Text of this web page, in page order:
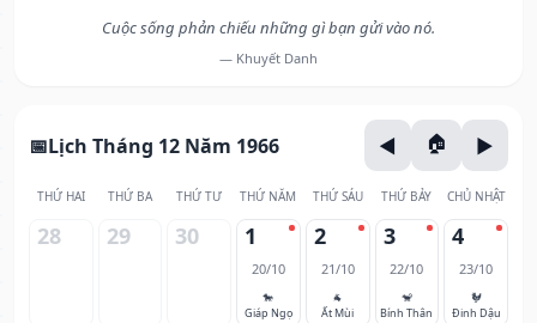
Cuộc sống phản chiếu những gì bạn gửi vào nó.
— Khuyết Danh
Lịch Tháng 12 Năm 1966
THỨ HAI THỨ BA THỨ TƯ THỨ NĂM THỨ SÁU THỨ BẢY CHỦ NHẬT
28 29 30 1
20/10
🐎
Giáp Ngọ
2
21/10
🐐
Ất Mùi
3
22/10
🐒
Bính Thân
4
23/10
🐓
Đinh Dậu